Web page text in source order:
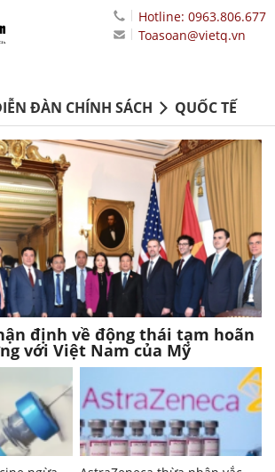
Hotline: 0963.806.677
Toasoan@vietq.vn
ĐÀN CHÍNH SÁCH QUỐC TẾ
định về động thái tạm hoãn
với Việt Nam của Mỹ